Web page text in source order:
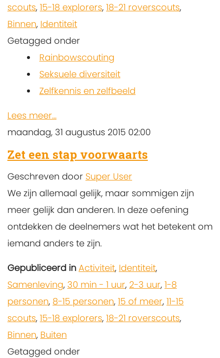
scouts, 15-18 explorers, 18-21 roverscouts,
Binnen, Identiteit
Getagged onder
Rainbowscouting
Seksuele diversiteit
Zelfkennis en zelfbeeld
Lees meer...
maandag, 31 augustus 2015 02:00
Zet een stap voorwaarts
Geschreven door Super User
We zijn allemaal gelijk, maar sommigen zijn
meer gelijk dan anderen. In deze oefening
ontdekken de deelnemers wat het betekent om
iemand anders te zijn.
Gepubliceerd in Activiteit, Identiteit,
Samenleving, 30 min - 1 uur, 2-3 uur, 1-8
personen, 8-15 personen, 15 of meer, 11-15
scouts, 15-18 explorers, 18-21 roverscouts,
Binnen, Buiten
Getagged onder